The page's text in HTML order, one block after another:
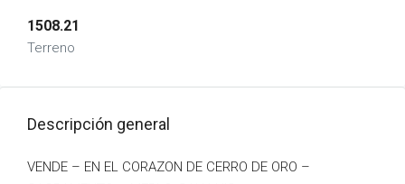
1508.21
Terreno
Descripción general
VENDE – EN EL CORAZON DE CERRO DE ORO –